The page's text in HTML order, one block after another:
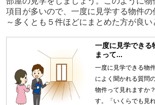
項目が多いので、一度に見学する物件
～多くとも５件ほどにまとめた方が良い
一度に見学できる
まって...
一度に見学できる物
によく聞かれる質問
物件って見れますか
す。「いくらでも見